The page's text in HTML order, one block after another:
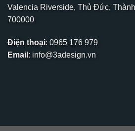
Valencia Riverside, Thủ Đức,
700000
Điện thoại: 0965 176 979
Email : info@3adesign.vn